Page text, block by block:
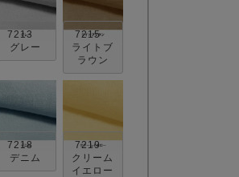
7213
グレー
7215
ライトブ
ラウン
7218
デニム
7219
クリーム
イエロー